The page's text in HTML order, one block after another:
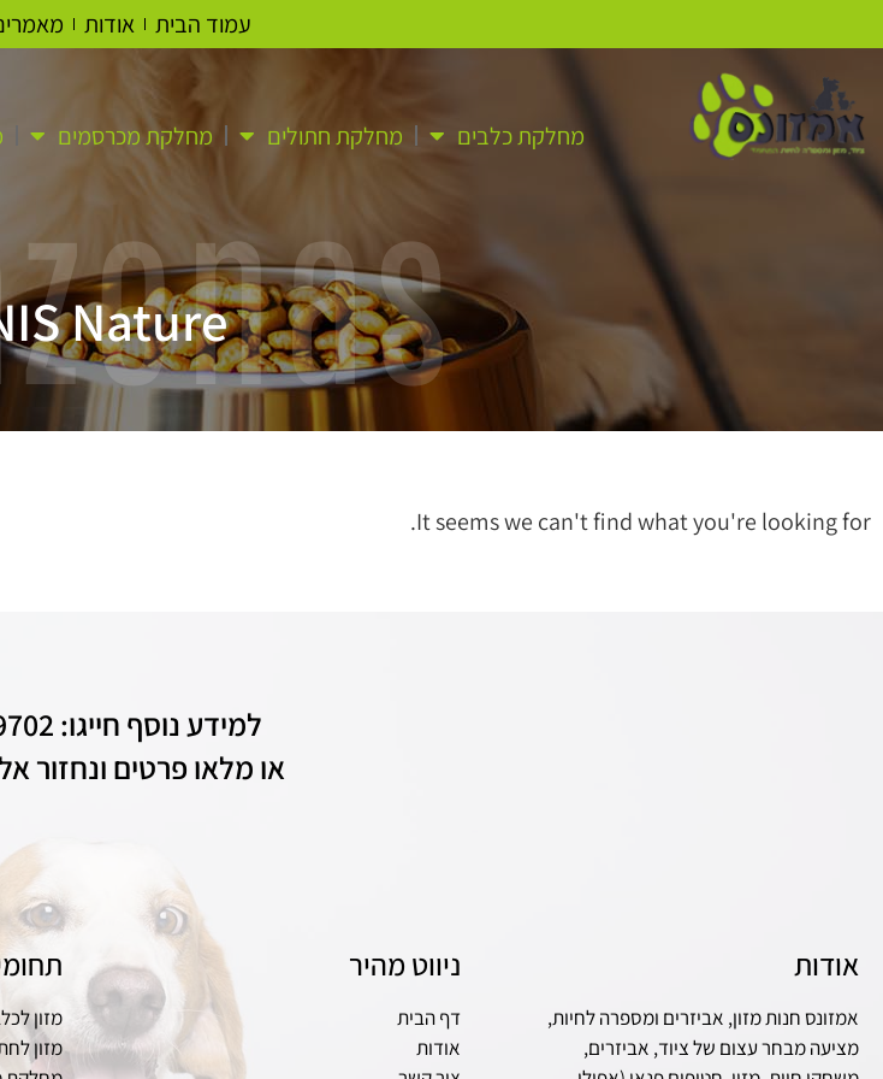
עמוד הבית אודות
מחלקת כלבים מחלקת חתולים מחלקת מכרסמים
Nature
It seems we can't find what you're looking for.
למידע נוסף חייגו: 074-7009702
או מלאו פרטים ונחזור
אודות
אמזונס חנות מזון, אביזרים ומספרה לחיות,
מציעה מבחר עצום של ציוד, אביזרים,
ניווט מהיר
דף הבית
אודות
מזון
מזון